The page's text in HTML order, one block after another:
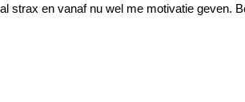
strax en vanaf nu wel me motivatie geven.